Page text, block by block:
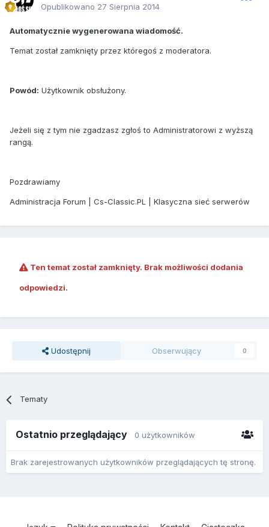
Opublikowano 27 Sierpnia 2014
Automatycznie wygenerowana wiadomość.
Temat został zamknięty przez któregoś z moderatora.
Powód: Użytkownik obsłużony.
Jeżeli się z tym nie zgadzasz zgłoś to Administratorowi z wyższą
rangą.
Pozdrawiamy
Administracja Forum | Cs-Classic.PL | Klasyczna sieć serwerów
Ten temat został zamknięty. Brak możliwości dodania
odpowiedzi.
Udostępnij Obserwujący 0
Tematy
Ostatnio przeglądający 0 użytkowników
Brak zarejestrowanych użytkowników przeglądających tę stronę.